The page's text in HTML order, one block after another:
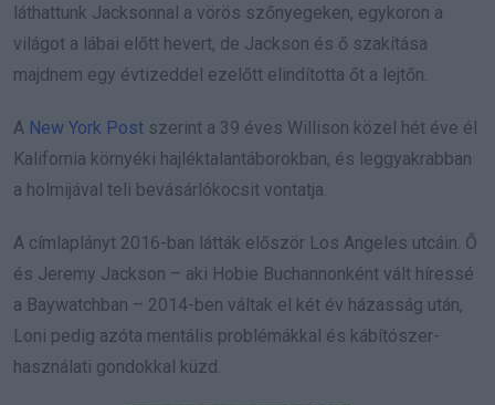
láthattunk Jacksonnal a vörös szőnyegeken, egykoron a
világot a lábai előtt hevert, de Jackson és ő szakítása
majdnem egy évtizeddel ezelőtt elindította őt a lejtőn.
A New York Post szerint a 39 éves Willison közel hét éve él
Kalifornia környéki hajléktalantáborokban, és leggyakrabban
a holmijával teli bevásárlókocsit vontatja.
A címlaplányt 2016-ban látták először Los Angeles utcáin. Ő
és Jeremy Jackson – aki Hobie Buchannonként vált híressé
a Baywatchban – 2014-ben váltak el két év házasság után,
Loni pedig azóta mentális problémákkal és kábítószer-
használati gondokkal küzd.